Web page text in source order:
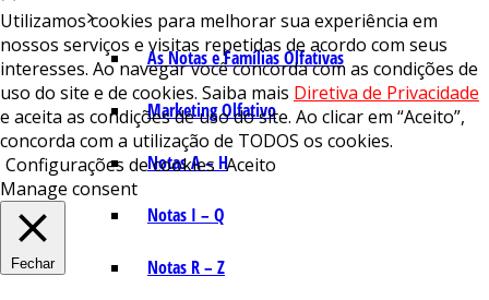
As Notas e Famílias Olfativas
Marketing Olfativo
Notas A – H
Notas I – Q
Notas R – Z
Utilizamos cookies para melhorar sua experiência em
nossos serviços e visitas repetidas de acordo com seus
interesses. Ao navegar você concorda com as condições de
uso do site e de cookies. Saiba mais Diretiva de Privacidade
e aceita as condições de uso do site. Ao clicar em “Aceito”,
concorda com a utilização de TODOS os cookies.
Configurações de cookies Aceito
Manage consent
Fechar